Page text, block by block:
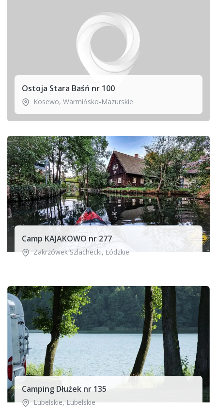
Ostoja Stara Baśń nr 100
Kosewo, Warmińsko-Mazurskie
Camp KAJAKOWO nr 277
Zakrzówek Szlachecki, Łódzkie
Camping Dłużek nr 135
Lubelskie, Lubelskie